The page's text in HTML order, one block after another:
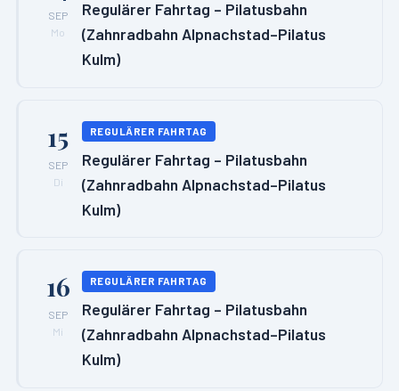
SEP
Mo
Regulärer Fahrtag – Pilatusbahn
(Zahnradbahn Alpnachstad–Pilatus
Kulm)
15
SEP
Di
REGULÄRER FAHRTAG
Regulärer Fahrtag – Pilatusbahn
(Zahnradbahn Alpnachstad–Pilatus
Kulm)
16
SEP
Mi
REGULÄRER FAHRTAG
Regulärer Fahrtag – Pilatusbahn
(Zahnradbahn Alpnachstad–Pilatus
Kulm)